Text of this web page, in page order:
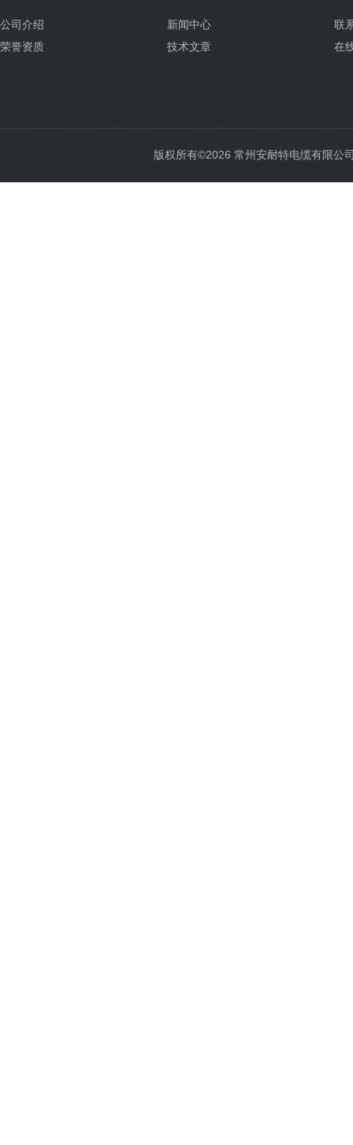
公司介绍
荣誉资质
新闻中心
技术文章
联
在
版权所有©2026 常州安耐特电缆有限